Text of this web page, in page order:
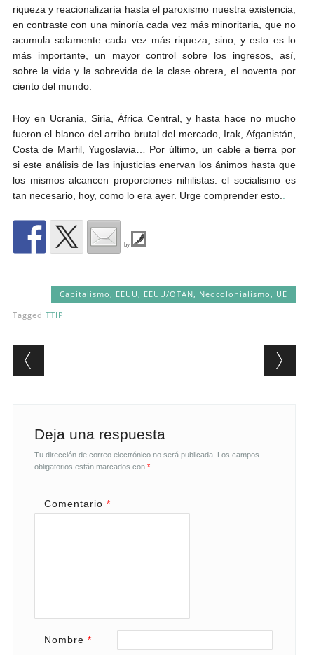
riqueza y reacionalizaría hasta el paroxismo nuestra existencia,
en contraste con una minoría cada vez más minoritaria, que no
acumula solamente cada vez más riqueza, sino, y esto es lo
más importante, un mayor control sobre los ingresos, así,
sobre la vida y la sobrevida de la clase obrera, el noventa por
ciento del mundo.
Hoy en Ucrania, Siria, África Central, y hasta hace no mucho
fueron el blanco del arribo brutal del mercado, Irak, Afganistán,
Costa de Marfil, Yugoslavia… Por último, un cable a tierra por
si este análisis de las injusticias enervan los ánimos hasta que
los mismos alcancen proporciones nihilistas: el socialismo es
tan necesario, hoy, como lo era ayer. Urge comprender esto.
by
Capitalismo EEUU EEUU/OTAN Neocolonialismo
UE
Tagged TTIP
Post navigation
Deja una respuesta
Tu dirección de correo electrónico no será publicada. Los campos
obligatorios están marcados con *
Comentario *
Nombre *